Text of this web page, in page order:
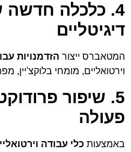
4. כלכלה
דיגיטליים
המטאברס ייצור הזדמנויות
וירטואליים, מומחי בלוקצ'יין,
5. שיפור
פעולה
באמצעות כלי עבודה